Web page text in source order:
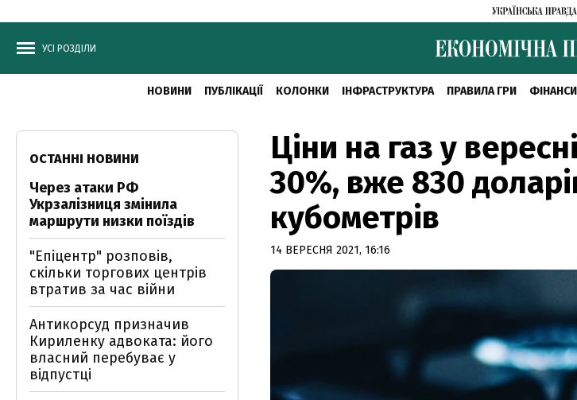
УСІ РОЗДІЛИ
НОВИНИ ПУБЛІКАЦІЇ КОЛОНКИ ІНФРАСТРУКТУРА ПРАВИЛА ГРИ ФІНАНСИ
Ціни на газ у
30%, вже 830
кубометрів
14 ВЕРЕСНЯ 2021, 16:16
ОСТАННІ НОВИНИ
Через атаки РФ
Укрзалізниця змінила
маршрути низки поїздів
"Епіцентр" розповів,
скільки торгових центрів
втратив за час війни
Антикорсуд призначив
Кириленку адвоката: його
власний перебуває у
відпустці